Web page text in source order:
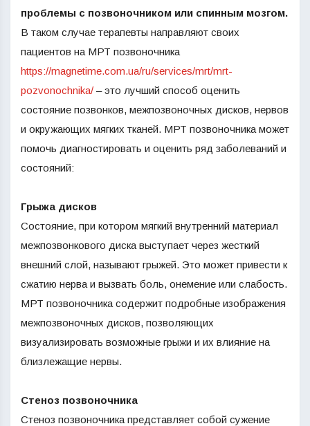
проблемы с позвоночником или спинным мозгом.
В таком случае терапевты направляют своих
пациентов на МРТ позвоночника
https://magnetime.com.ua/ru/services/mrt/mrt-
pozvonochnika/ – это лучший способ оценить
состояние позвонков, межпозвоночных дисков, нервов
и окружающих мягких тканей. МРТ позвоночника может
помочь диагностировать и оценить ряд заболеваний и
состояний:
Грыжа дисков
Состояние, при котором мягкий внутренний материал
межпозвонкового диска выступает через жесткий
внешний слой, называют грыжей. Это может привести к
сжатию нерва и вызвать боль, онемение или слабость.
МРТ позвоночника содержит подробные изображения
межпозвоночных дисков, позволяющих
визуализировать возможные грыжи и их влияние на
близлежащие нервы.
Стеноз позвоночника
Стеноз позвоночника представляет собой сужение